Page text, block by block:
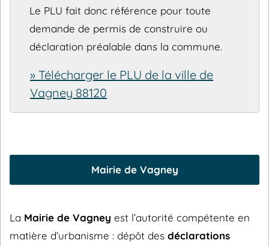
Le PLU fait donc référence pour toute
demande de permis de construire ou
déclaration préalable dans la commune.
» Télécharger le PLU de la ville de
Vagney 88120
Mairie de Vagney
La Mairie de Vagney est l’autorité compétente en
matière d’urbanisme : dépôt des déclarations